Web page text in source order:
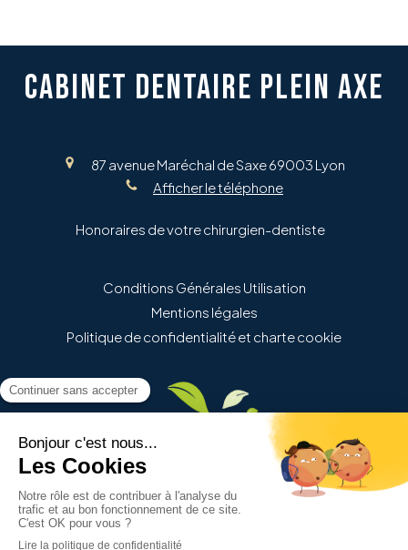
CABINET DENTAIRE PLEIN AXE
87 avenue Maréchal de Saxe69003 Lyon
Afficher le téléphone
Honoraires de votre chirurgien-dentiste
Conditions Générales Utilisation
Mentions légales
Politique de confidentialité et charte cookie